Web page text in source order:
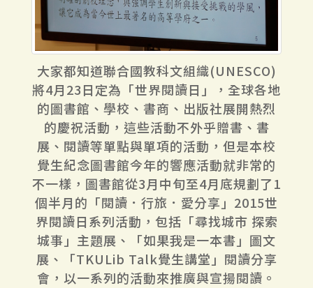
大家都知道聯合國教科文組織(UNESCO)
將4月23日定為「世界閱讀日」，全球各地
的圖書館、學校、書商、出版社展開熱烈
的慶祝活動，這些活動不外乎贈書、書
展、閱讀等單點與單項的活動，但是本校
覺生紀念圖書館今年的響應活動就非常的
不一樣，圖書館從3月中旬至4月底規劃了1
個半月的「閱讀．行旅．愛分享」2015世
界閱讀日系列活動，包括「尋找城市 探索
城事」主題展、「如果我是一本書」圖文
展、「TKULib Talk覺生講堂」閱讀分享
會，以一系列的活動來推廣與宣揚閱讀。